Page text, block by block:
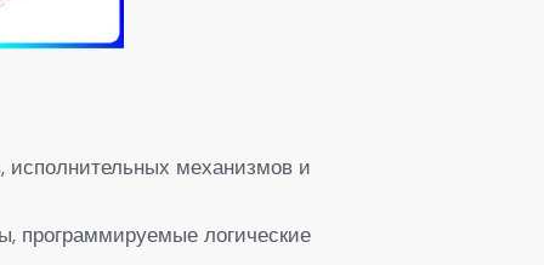
исполнительных механизмов и
программируемые логические